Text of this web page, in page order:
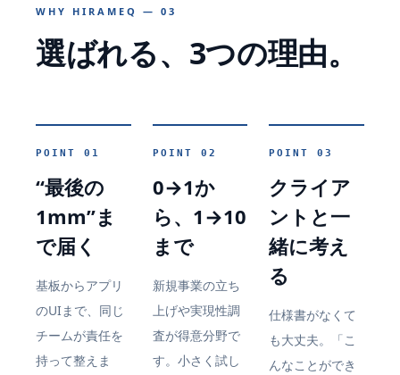
WHY HIRAMEQ — 03
選ばれる、3つの理由。
POINT 01
“最後の
1mm”ま
で届く
基板からアプリ
のUIまで、同じ
チームが責任を
持って整えま
POINT 02
0→1か
ら、1→10
まで
新規事業の立ち
上げや実現性調
査が得意分野で
す。小さく試し
POINT03
クライア
ントと一
緒に考え
る
仕様書がなくて
も大丈夫。「こ
んなことができ